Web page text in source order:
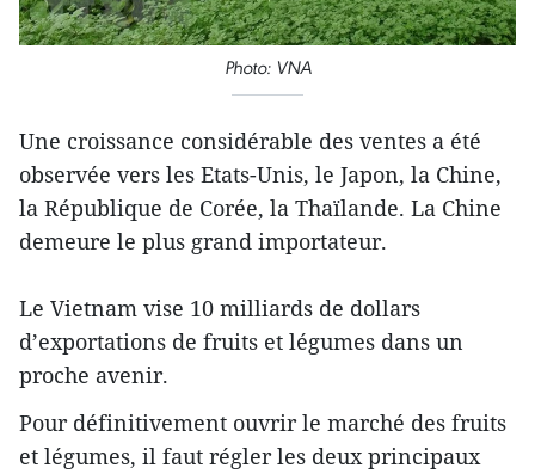
Photo: VNA
Une croissance considérable des ventes a été
observée vers les Etats-Unis, le Japon, la Chine,
la République de Corée, la Thaïlande. La Chine
demeure le plus grand importateur.
Le Vietnam vise 10 milliards de dollars
d’exportations de fruits et légumes dans un
proche avenir.
Pour définitivement ouvrir le marché des fruits
et légumes, il faut régler les deux principaux